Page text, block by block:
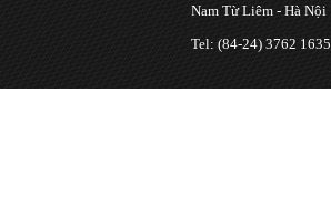
Nam Từ Liêm - Hà Nội
Tel: (84-24) 3762